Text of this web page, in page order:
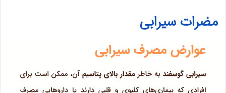
مضرات سیرابی